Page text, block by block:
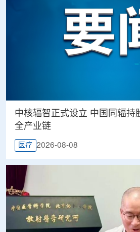
中核辐智正式设立 中国同辐持
全产业链
医疗 2026-08-08